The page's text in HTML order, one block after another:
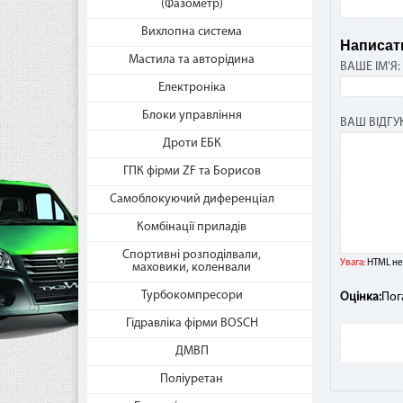
(Фазометр)
Вихлопна система
Мастила та авторідина
Електроніка
Блоки управління
Дроти ЕБК
ГПК фірми ZF та Борисов
Самоблокуючий диференціал
Комбінації приладів
Спортивні розподілвали,
маховики, коленвали
Турбокомпресори
Гідравліка фірми BOSCH
ДМВП
Поліуретан
ВАШЕ ІМ'Я:
ВАШ
Увага: HTML
Оцінка: